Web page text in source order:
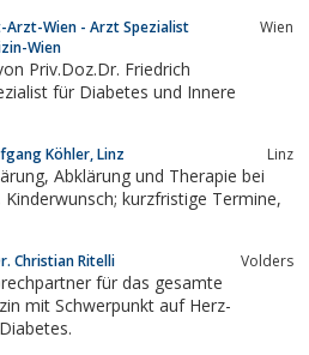
Wien - Arzt Spezialist
Wien
Wien
Priv.Doz.Dr. Friedrich
Köhler, Linz Linz
bei
Christian Ritelli Volders
für das gesamte
mit Schwerpunkt auf Herz-